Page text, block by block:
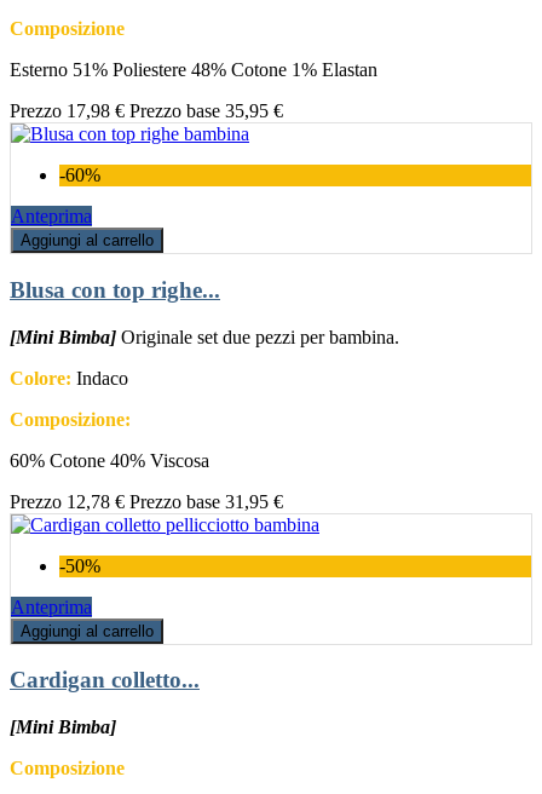
Composizione
Esterno 51% Poliestere 48% Cotone 1% Elastan
Prezzo 17,98 € Prezzo base 35,95 €
-60%
Anteprima
Aggiungi al carrello
Blusa con top righe...
[Mini Bimba] Originale set due pezzi per bambina.
Colore: Indaco
Composizione:
60% Cotone 40% Viscosa
Prezzo 12,78 € Prezzo base 31,95 €
-50%
Anteprima
Aggiungi al carrello
Cardigan colletto...
[Mini Bimba]
Composizione